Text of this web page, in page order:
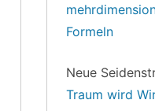
Formeln
Neue
Traum wird